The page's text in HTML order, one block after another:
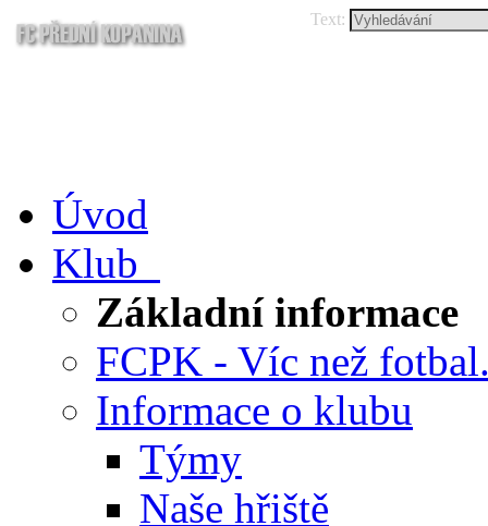
Text:
Úvod
Klub
Základní informace
FCPK - Víc než
Informace o klubu
Týmy
Naše hřiště